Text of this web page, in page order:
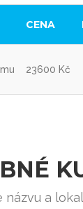
CENA
23600 Kč
názvu a